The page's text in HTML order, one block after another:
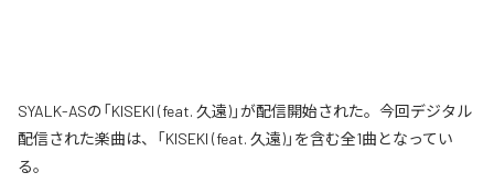
SYALK-ASの「KISEKI (feat. 久遠)」が配信開始された。今回デジタル
配信された楽曲は、「KISEKI (feat. 久遠)」を含む全1曲となってい
る。